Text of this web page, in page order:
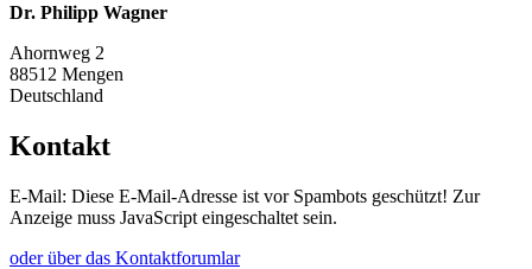
Dr. Philipp Wagner
Ahornweg 2
88512 Mengen
Deutschland
Kontakt
E-Mail: Diese E-Mail-Adresse ist vor Spambots geschützt! Zur
Anzeige muss JavaScript eingeschaltet sein.
oder über das Kontaktforumlar